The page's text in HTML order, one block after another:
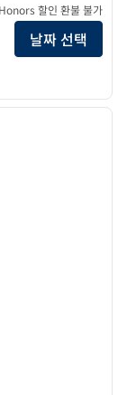
포트의 호텔 정보 보기
할인 환불 불가
날짜 선택
1/12
다음